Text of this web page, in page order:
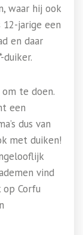
waar hij ook
12-jarige een
en daar
duiker.
te doen.
een
dus van
met duiken!
vind
op Corfu